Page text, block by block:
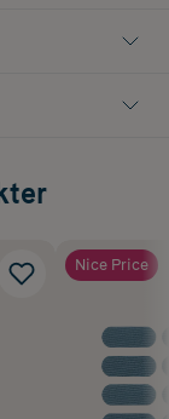
Nice Price